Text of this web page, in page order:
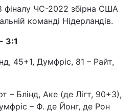
фіналу ЧС-2022 збірна США
команді Нідерландів.
3:1
45+1, Думфріс, 81 – Райт,
– Блінд, Аке (де Лігт, 90+3),
– Ф. де Йонг, де Рон